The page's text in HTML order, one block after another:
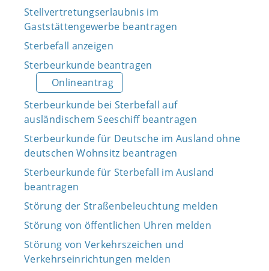
Stellvertretungserlaubnis im
Gaststättengewerbe beantragen
Sterbefall anzeigen
Sterbeurkunde beantragen
Onlineantrag
Sterbeurkunde bei Sterbefall auf
ausländischem Seeschiff beantragen
Sterbeurkunde für Deutsche im Ausland ohne
deutschen Wohnsitz beantragen
Sterbeurkunde für Sterbefall im Ausland
beantragen
Störung der Straßenbeleuchtung melden
Störung von öffentlichen Uhren melden
Störung von Verkehrszeichen und
Verkehrseinrichtungen melden